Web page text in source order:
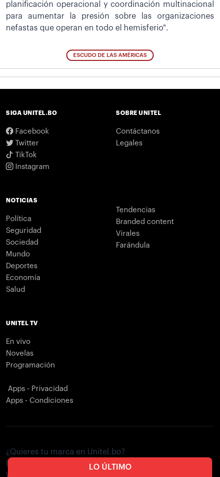
LO ÚLTIMO
planificación operacional y coordinación multinacional
para aumentar la presión sobre las organizaciones
nefastas que operan en todo el hemisferio".
ESCUDO DE LAS AMÉRICAS
SIGA UNITEL.BO
Facebook
Twitter
TikTok
Instagram
SOBRE UNITEL
Contáctanos
Legales
NOTICIAS
Política
Seguridad
Sociedad
Mundo
Deportes
Economía
Salud
Tendencias
Branded content
Virales
Farándula
UNITEL TV
En vivo
Novelas
Programación
Apps - Privacidad
Apps - Condiciones
¿Quieres tu marca en Unitel.bo?
Envíe un correo electrónico apublicidad@unitel.com.bo